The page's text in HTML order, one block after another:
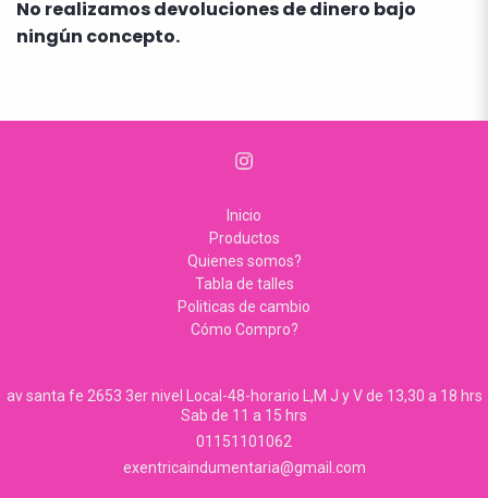
No realizamos devoluciones de dinero bajo
ningún concepto.
Inicio
Productos
Quienes somos?
Tabla de talles
Politicas de cambio
Cómo Compro?
av santa fe 2653 3er nivel Local-48-horario L,M J y V de 13,30 a 18 hrs
Sab de 11 a 15 hrs
01151101062
exentricaindumentaria@gmail.com